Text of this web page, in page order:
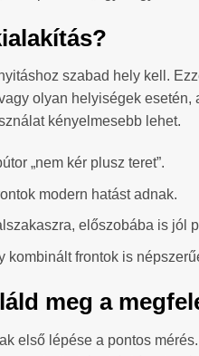
szabad hely kell.
olyan helyiségek
kényelmesebb lehet.
„nem kér plusz teret”.
modern hatást adnak.
előszobába is jól
kombinált frontok is
meg a
első lépése a pontos